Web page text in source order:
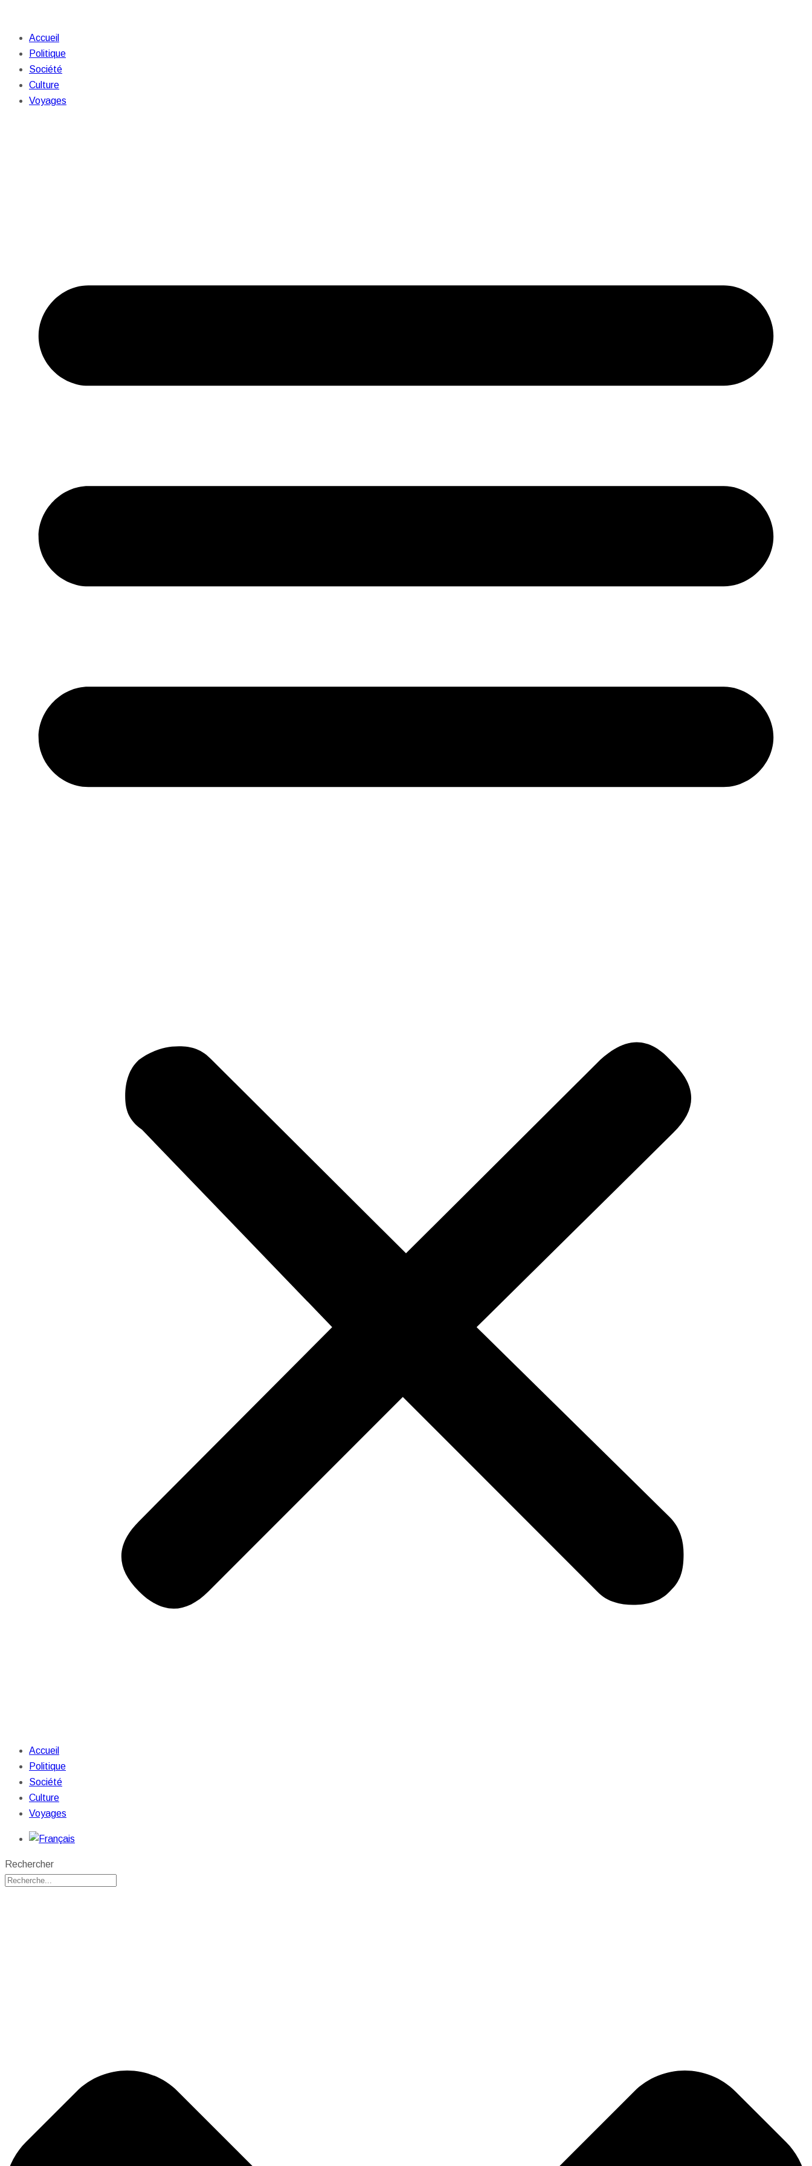
Accueil
Politique
Société
Culture
Voyages
Accueil
Politique
Société
Culture
Voyages
Rechercher